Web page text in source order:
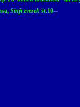
Sinji zvezek št.10---